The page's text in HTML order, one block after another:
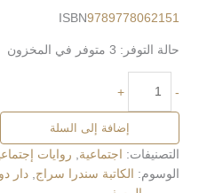
ISBN9789778062151
حالة التوفر: 3 متوفر في المخزون
-
+
إضافة إلى السلة
التصنيفات: اجتماعية روايات
الوسوم: الكاتبة سندرا سراج دار